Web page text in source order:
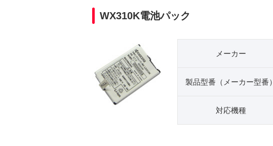
WX310K電池パック
メーカー
製品型番（​メーカー型番）
対応機種